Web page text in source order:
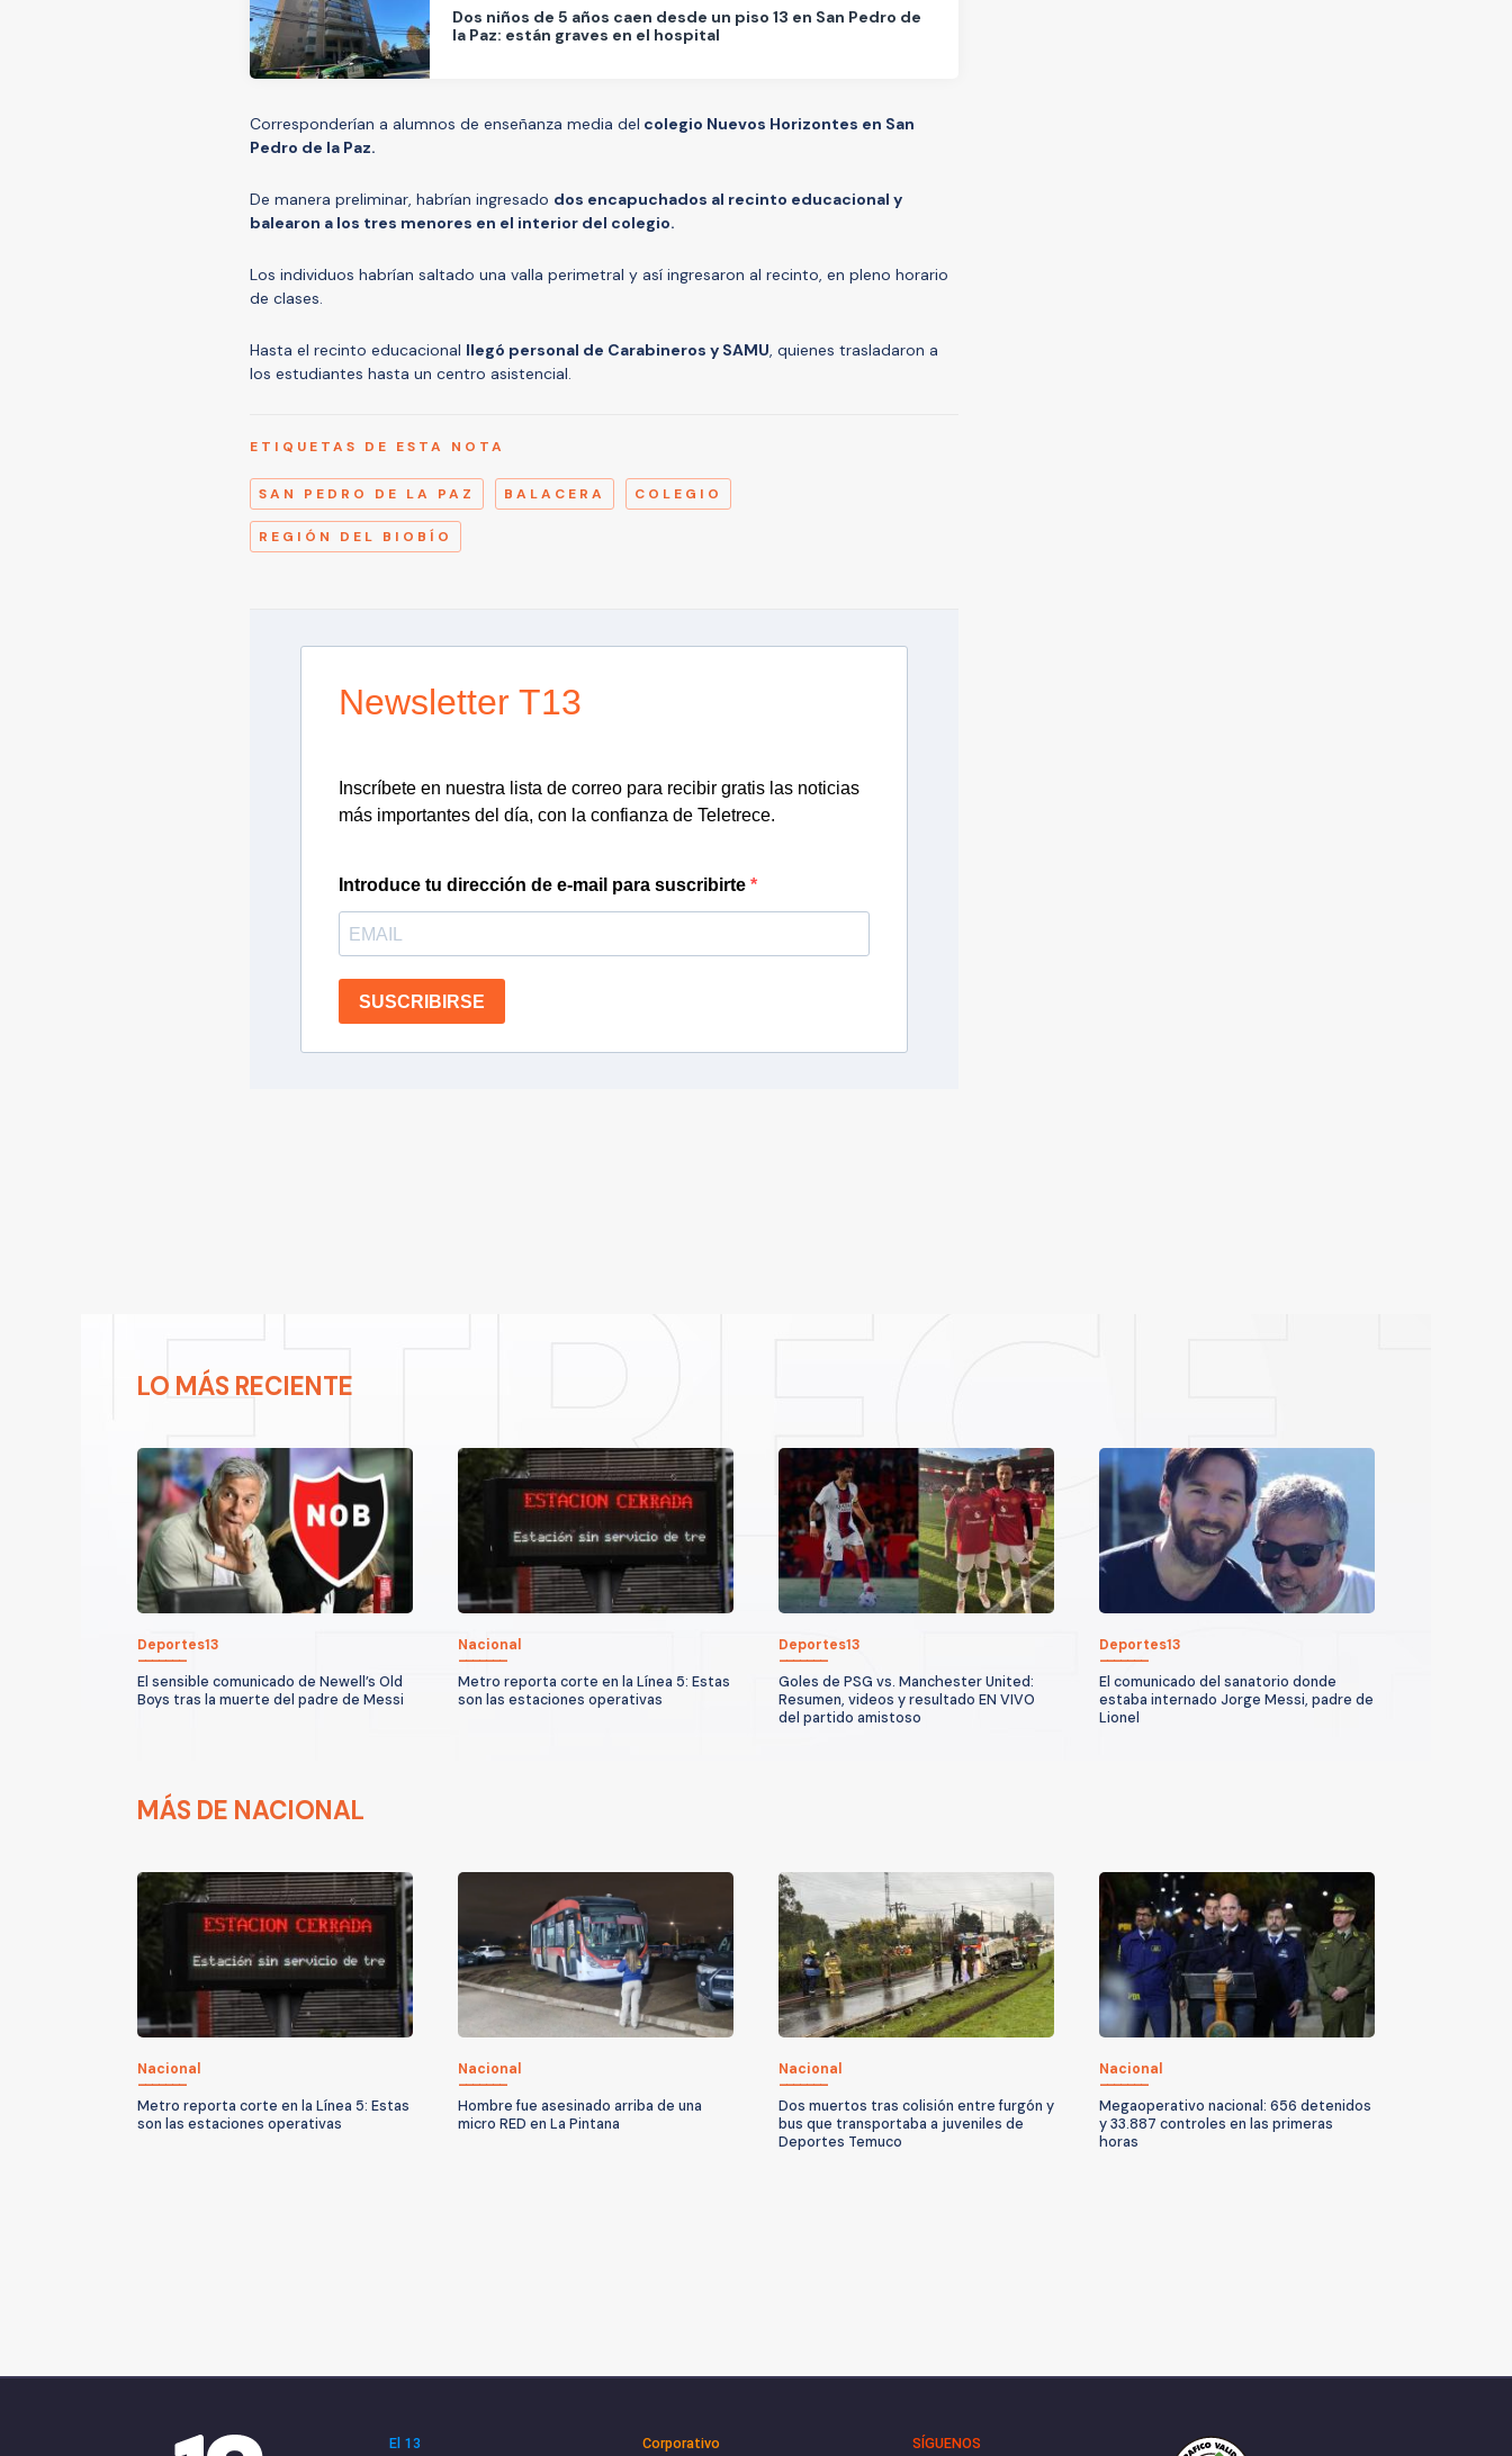
Dos niños de 5 años caen desde un piso 13 en San Pedro de
la Paz: están graves en el hospital
Corresponderían a alumnos de enseñanza media del colegio Nuevos Horizontes en San
Pedro de la Paz.
De manera preliminar, habrían ingresado dos encapuchados al recinto educacional y
balearon a los tres menores en el interior del colegio.
Los individuos habrían saltado una valla perimetral y así ingresaron al recinto, en pleno horario
de clases.
Hasta el recinto educacional llegó personal de Carabineros y SAMU, quienes trasladaron a
los estudiantes hasta un centro asistencial.
ETIQUETAS DE ESTA NOTA
SAN PEDRO DE LA PAZ BALACERA COLEGIO
REGIÓN DEL BIOBÍO
Newsletter T13
Inscríbete en nuestra lista de correo para recibir gratis las noticias
más importantes del día, con la confianza de Teletrece.
Introduce tu dirección de e-mail para suscribirte
SUSCRIBIRSE
LO MÁS RECIENTE
Deportes13
El sensible comunicado de Newell’s Old
Boys tras la muerte del padre de Messi
Nacional
Metro reporta corte en la Línea 5: Estas
son las estaciones operativas
Deportes13
Goles de PSG vs. Manchester United:
Resumen, videos y resultado EN VIVO
del partido amistoso
Deportes13
El comunicado del sanatorio donde
estaba internado Jorge Messi, padre de
Lionel
MÁS DE NACIONAL
Nacional
Metro reporta corte en la Línea 5: Estas
son las estaciones operativas
Nacional
Hombre fue asesinado arriba de una
micro RED en La Pintana
Nacional
Dos muertos tras colisión entre furgón y
bus que transportaba a juveniles de
Deportes Temuco
Nacional
Megaoperativo nacional: 656 detenidos
y 33.887 controles en las primeras
horas
El 13 Corporativo SÍGUENOS